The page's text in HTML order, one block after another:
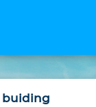
buiding